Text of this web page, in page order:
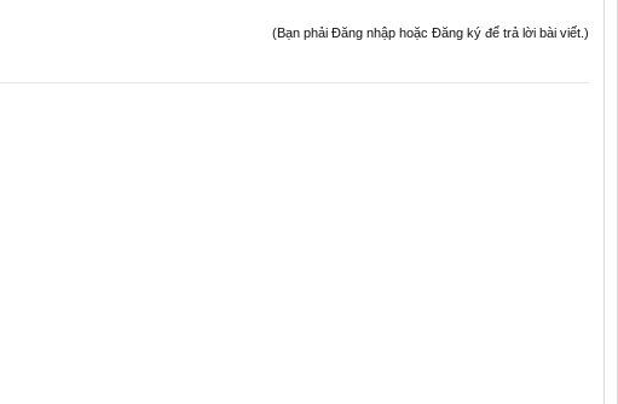
(Bạn phải Đăng nhập hoặc Đăng ký để trả lời bài viết.)